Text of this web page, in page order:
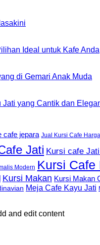
Ideal untuk Kafe Anda
di Gemari Anak Muda
Jati yang Cantik dan
cafe jepara Jual Kursi Cafe
Jati Kursi cafe
Modern Kursi Cafe
Kursi Makan Kursi Makan
Meja Cafe Kayu Jati
and edit content